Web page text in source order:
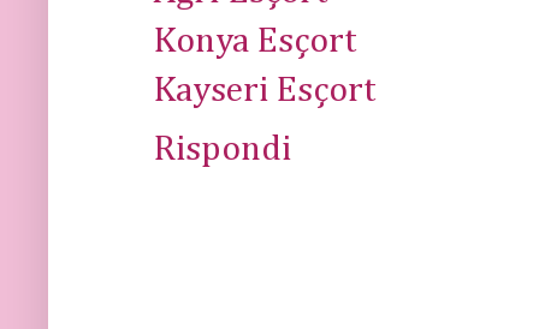
Konya Esçort
Kayseri Esçort
Rispondi